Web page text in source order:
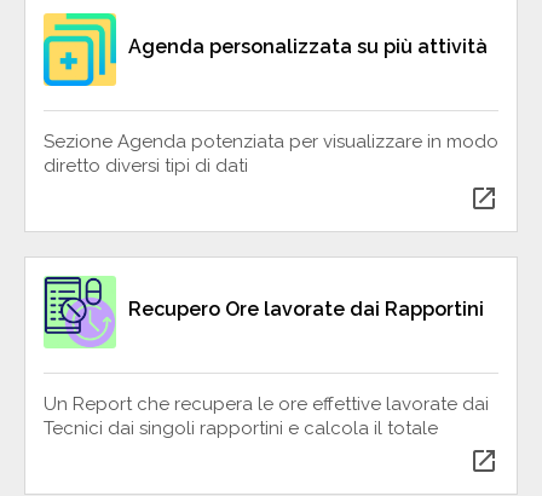
Agenda personalizzata su più attività
Sezione Agenda potenziata per visualizzare in modo
diretto diversi tipi di dati
open_in_new
Recupero Ore lavorate dai Rapportini
Un Report che recupera le ore effettive lavorate dai
Tecnici dai singoli rapportini e calcola il totale
open_in_new